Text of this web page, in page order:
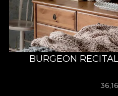
BURGEON
36,16